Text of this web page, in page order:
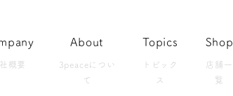
概要
About
3peaceについ
て
Topics
トピック
ス
Shop
店舗一
覧